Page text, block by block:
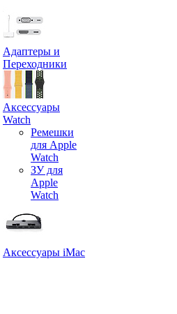
Адаптеры и
Переходники
Аксессуары
Watch
Ремешки
для Apple
Watch
ЗУ для
Apple
Watch
Аксессуары iMac